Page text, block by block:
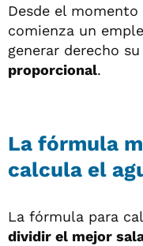
Desde el
comienza un
generar derecho
proporcional.
La fórmula
calcula el
La fórmula para
dividir el mejor